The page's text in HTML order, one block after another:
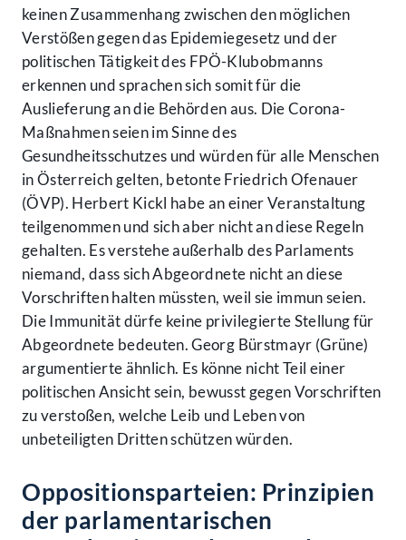
keinen Zusammenhang zwischen den möglichen
Verstößen gegen das Epidemiegesetz und der
politischen Tätigkeit des FPÖ-Klubobmanns
erkennen und sprachen sich somit für die
Auslieferung an die Behörden aus. Die Corona-
Maßnahmen seien im Sinne des
Gesundheitsschutzes und würden für alle Menschen
in Österreich gelten, betonte Friedrich Ofenauer
(ÖVP). Herbert Kickl habe an einer Veranstaltung
teilgenommen und sich aber nicht an diese Regeln
gehalten. Es verstehe außerhalb des Parlaments
niemand, dass sich Abgeordnete nicht an diese
Vorschriften halten müssten, weil sie immun seien.
Die Immunität dürfe keine privilegierte Stellung für
Abgeordnete bedeuten. Georg Bürstmayr (Grüne)
argumentierte ähnlich. Es könne nicht Teil einer
politischen Ansicht sein, bewusst gegen Vorschriften
zu verstoßen, welche Leib und Leben von
unbeteiligten Dritten schützen würden.
Oppositionsparteien: Prinzipien
der parlamentarischen